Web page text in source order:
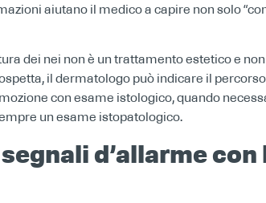
aiutano il medico a capire non solo
dei nei non è un trattamento estetico e
il dermatologo può indicare il
con esame istologico, quando
un esame istopatologico.
d’allarme con